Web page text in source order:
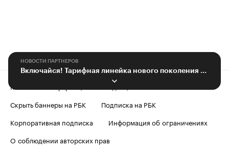
НОВОСТИ ПАРТНЕРОВ
Включайся! Тарифная линейка нового поколения от «МегаФона»
Контактная информация
Редакция
Скрыть баннеры на РБК
Подписка на РБК
Корпоративная подписка
Информация об ограничениях
О соблюдении авторских прав